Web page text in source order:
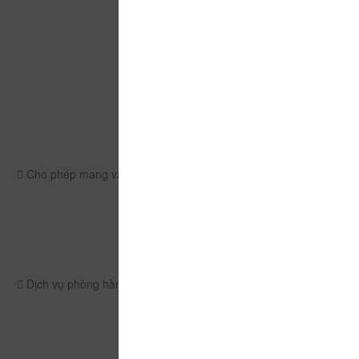
Cho phép mang vật nuôi
Dịch vụ phòng hàng ngày